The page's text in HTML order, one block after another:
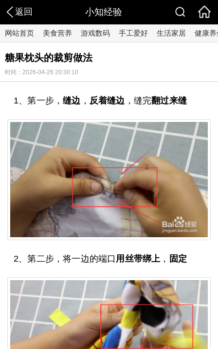
返回 小知经验
网站首页 美食营养 游戏数码 手工爱好 生活家居 健康养
糖果枕头的裁剪做法
时间：2026-04-26 20:30:10
1、第一步，缝边 ， 反着缝边 ，缝完翻过来缝
2、第二步，将一边的端口 用丝带绑上 ， 固定